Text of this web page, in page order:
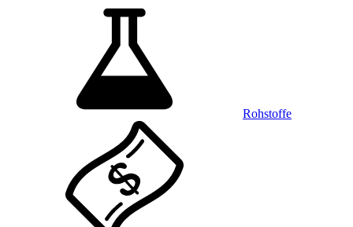
Rohstoffe